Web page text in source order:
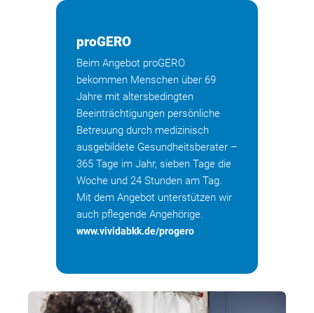
proGERO
Beim Angebot proGERO
bekommen Menschen über 69
Jahre mit altersbedingten
Beeinträchtigungen persönliche
Betreuung durch medizinisch
ausgebildete Gesundheitsberater –
365 Tage im Jahr, sieben Tage die
Woche und 24 Stunden am Tag.
Mit dem Angebot unterstützen wir
auch pflegende Angehörige.
www.vividabkk.de/progero